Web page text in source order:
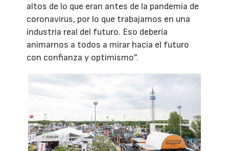
altos de lo que eran antes de la pandemia de
coronavirus, por lo que trabajamos en una
industria real del futuro. Eso debería
animarnos a todos a mirar hacia el futuro
con confianza y optimismo”.